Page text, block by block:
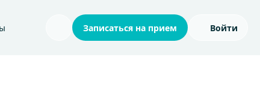
Поиск по сайтуЗаписаться на прием Войти